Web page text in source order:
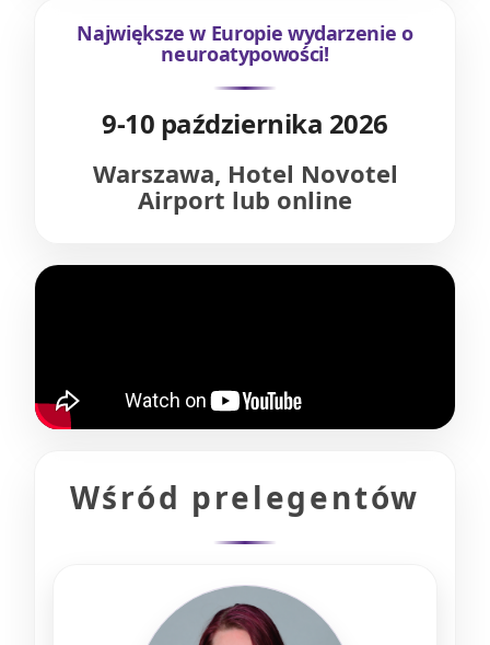
Największe w Europie wydarzenie o
neuroatypowości!
9-10 października 2026
Warszawa, Hotel Novotel
Airport lub online
Wśród prelegentów